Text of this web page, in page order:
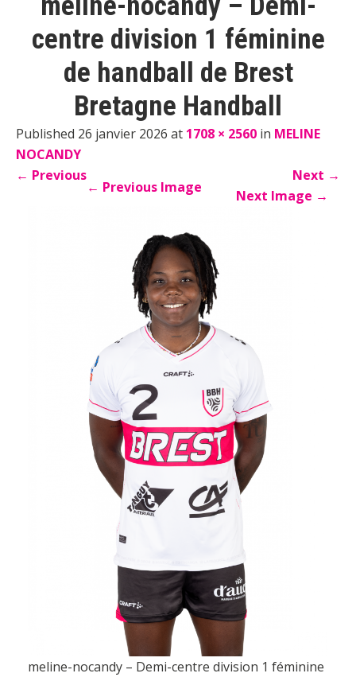
centre division 1 féminine
de handball de Brest
Bretagne Handball
Published 26 janvier 2026 at 1708 × 2560 in MELINE
NOCANDY
← Previous Next →
← Previous Image Next Image →
meline-nocandy – Demi-centre division 1 féminine